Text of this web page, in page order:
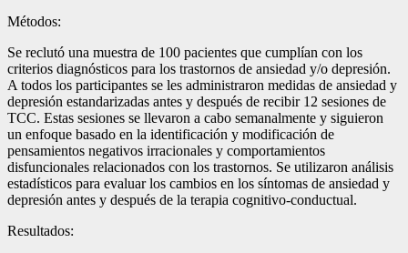
Métodos:
Se reclutó una muestra de 100 pacientes que cumplían con los
criterios diagnósticos para los trastornos de ansiedad y/o depresión.
A todos los participantes se les administraron medidas de ansiedad y
depresión estandarizadas antes y después de recibir 12 sesiones de
TCC. Estas sesiones se llevaron a cabo semanalmente y siguieron
un enfoque basado en la identificación y modificación de
pensamientos negativos irracionales y comportamientos
disfuncionales relacionados con los trastornos. Se utilizaron análisis
estadísticos para evaluar los cambios en los síntomas de ansiedad y
depresión antes y después de la terapia cognitivo-conductual.
Resultados: